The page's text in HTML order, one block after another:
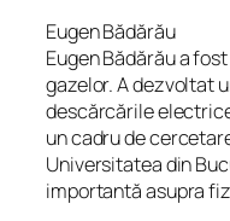
Eugen Bădărău
Eugen Bădărău a
gazelor. A dezvoltat
descărcările
un cadru de
Universitatea din
importantă asupra